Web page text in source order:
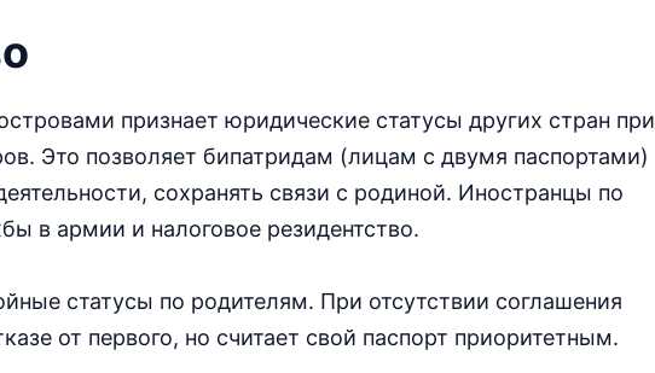
признает юридические статусы других стран при
Это позволяет бипатридам (лицам с двумя паспортами)
сохранять связи с родиной. Иностранцы по
в армии и налоговое резидентство.
статусы по родителям. При отсутствии соглашения
от первого, но считает свой паспорт приоритетным.